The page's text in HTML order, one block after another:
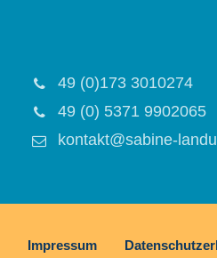
49 (0)173 3010274
49 (0) 5371 9902065
kontakt@sabine-
Impressum